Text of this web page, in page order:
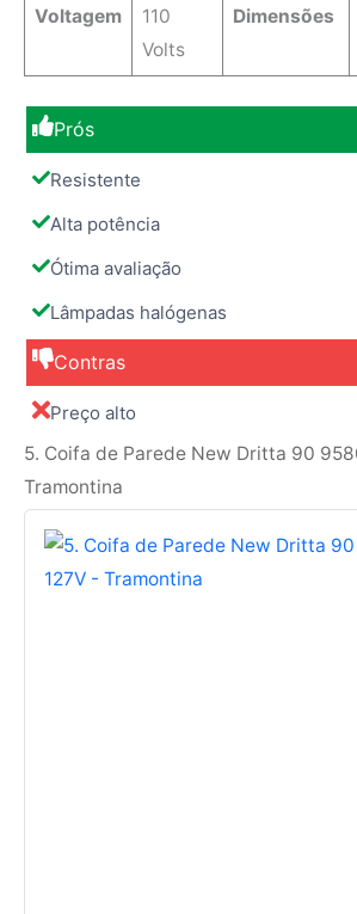
Voltagem
110
Volts
Dimensões
Prós
Resistente
Alta potência
Ótima avaliação
Lâmpadas halógenas
Contras
Preço alto
5. Coifa de Parede New Dritta 90
Tramontina